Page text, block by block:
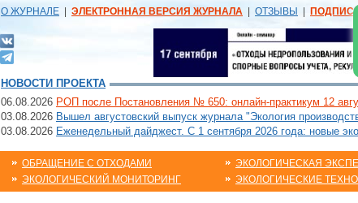
О ЖУРНАЛЕ ЭЛЕКТРОННАЯ ВЕРСИЯ ЖУРНАЛА ОТЗЫВЫ
НОВОСТИ ПРОЕКТА
06.08.2026 РОП после Постановления № 650: онлайн-практикум 12
03.08.2026 Вышел августовский выпуск журнала "Экология
03.08.2026 Еженедельный дайджест. С 1 сентября 2026 года: новые
ОБРАЩЕНИЕ С ОТХОДАМИ
ЭКОЛОГИЧЕСКИЙ МОНИТОРИНГ
ЭКОЛОГИЧЕСКАЯ
ЭКОЛОГИЧЕСКИЕ